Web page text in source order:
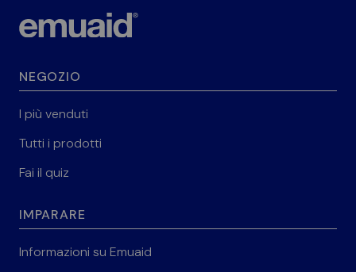
NEGOZIO
I più venduti
Tutti i prodotti
Fai il quiz
IMPARARE
Informazioni su Emuaid